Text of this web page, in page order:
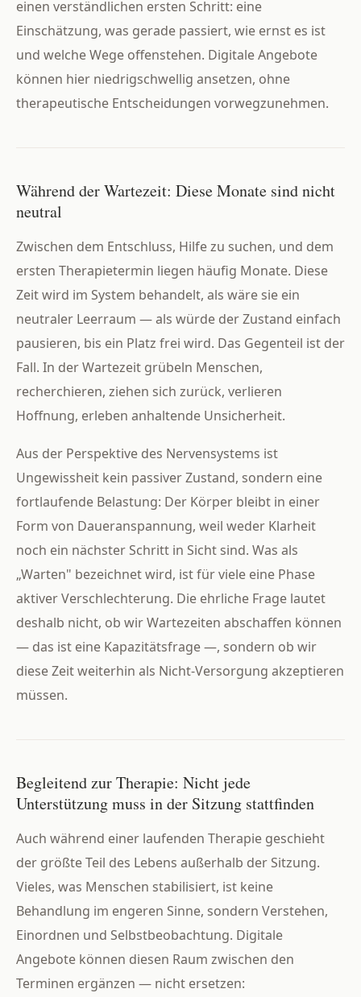
einen verständlichen ersten Schritt: eine
Einschätzung, was gerade passiert, wie ernst es ist
und welche Wege offenstehen. Digitale Angebote
können hier niedrigschwellig ansetzen, ohne
therapeutische Entscheidungen vorwegzunehmen.
Während der Wartezeit: Diese Monate sind nicht
neutral
Zwischen dem Entschluss, Hilfe zu suchen, und dem
ersten Therapietermin liegen häufig Monate. Diese
Zeit wird im System behandelt, als wäre sie ein
neutraler Leerraum — als würde der Zustand einfach
pausieren, bis ein Platz frei wird. Das Gegenteil ist der
Fall. In der Wartezeit grübeln Menschen,
recherchieren, ziehen sich zurück, verlieren
Hoffnung, erleben anhaltende Unsicherheit.
Aus der Perspektive des Nervensystems ist
Ungewissheit kein passiver Zustand, sondern eine
fortlaufende Belastung: Der Körper bleibt in einer
Form von Daueranspannung, weil weder Klarheit
noch ein nächster Schritt in Sicht sind. Was als
„Warten" bezeichnet wird, ist für viele eine Phase
aktiver Verschlechterung. Die ehrliche Frage lautet
deshalb nicht, ob wir Wartezeiten abschaffen können
— das ist eine Kapazitätsfrage —, sondern ob wir
diese Zeit weiterhin als Nicht-Versorgung akzeptieren
müssen.
Begleitend zur Therapie: Nicht jede
Unterstützung muss in der Sitzung stattfinden
Auch während einer laufenden Therapie geschieht
der größte Teil des Lebens außerhalb der Sitzung.
Vieles, was Menschen stabilisiert, ist keine
Behandlung im engeren Sinne, sondern Verstehen,
Einordnen und Selbstbeobachtung. Digitale
Angebote können diesen Raum zwischen den
Terminen ergänzen — nicht ersetzen: